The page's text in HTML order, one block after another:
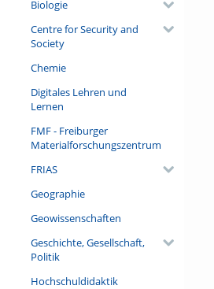
Biologie
Centre for Security and
Society
Chemie
Digitales Lehren und
Lernen
FMF - Freiburger
Materialforschungszentrum
FRIAS
Geographie
Geowissenschaften
Geschichte, Gesellschaft,
Politik
Hochschuldidaktik